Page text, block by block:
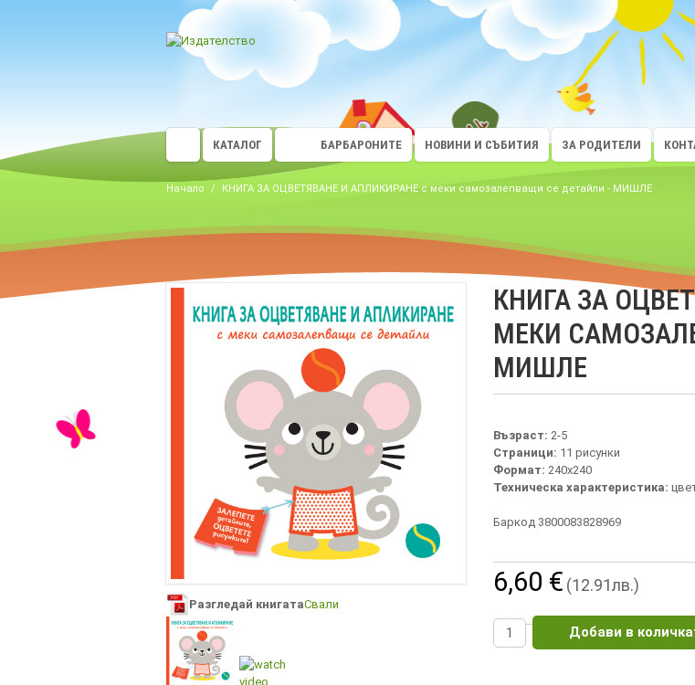
КАТАЛОГ БАРБАРОНИТЕ НОВИНИ И СЪБИТИЯ ЗА РОДИТЕЛИ
Начало / КНИГА ЗА ОЦВЕТЯВАНЕ И АПЛИКИРАНЕ с меки самозалепващи се детайли - МИШЛЕ
КНИГА ЗА
МЕКИ
МИШЛЕ
Разгледай книгатаСвали
Възраст: 2-5
Страници: 11 рисунки
Формат: 240х240
Техническа характеристика:
Баркод 3800083828969
6,60 € (12.91лв.)
Добави в